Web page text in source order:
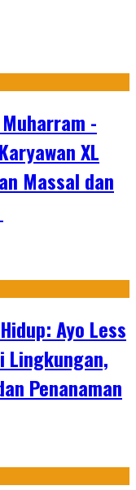
-
XL
Massal dan
Ayo Less
Lingkungan,
Penanaman